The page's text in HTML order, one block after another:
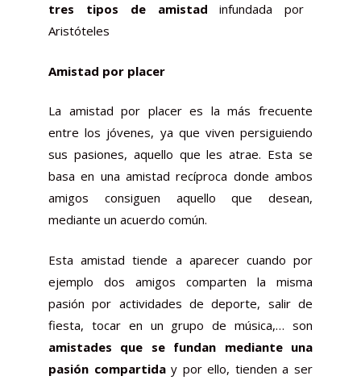
tres tipos de amistad infundada por
Aristóteles
Amistad por placer
La amistad por placer es la más frecuente
entre los jóvenes, ya que viven persiguiendo
sus pasiones, aquello que les atrae. Esta se
basa en una amistad recíproca donde ambos
amigos consiguen aquello que desean,
mediante un acuerdo común.
Esta amistad tiende a aparecer cuando por
ejemplo dos amigos comparten la misma
pasión por actividades de deporte, salir de
fiesta, tocar en un grupo de música,… son
amistades que se fundan mediante una
pasión compartiday por ello, tienden a ser